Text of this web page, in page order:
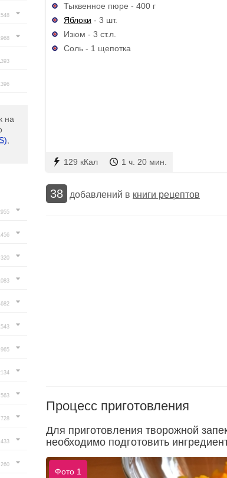
393
на
320
965
563
728
433
260
Тыквенное пюре - 400 г
Яблоки - 3 шт.
Изюм - 3 ст.л.
Соль - 1 щепотка
129 кКал 1 ч. 20 мин.
38 добавлений в книги рецептов
Процесс приготовления
Для приготовления творожной
необходимо подготовить
Фото 1